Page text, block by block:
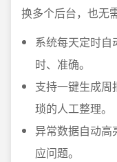
换多个后台，也无
系统每天定时自
时、准确。
支持一键生成
琐的人工整理。
异常数据自动高
应问题。